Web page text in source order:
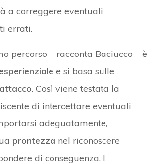
a correggere eventuali
errati.
percorso – racconta Baciucco – è
esperienziale e si basa sulle
. Così viene testata la
di intercettare eventuali
adeguatamente,
prontezza nel riconoscere
di conseguenza. I